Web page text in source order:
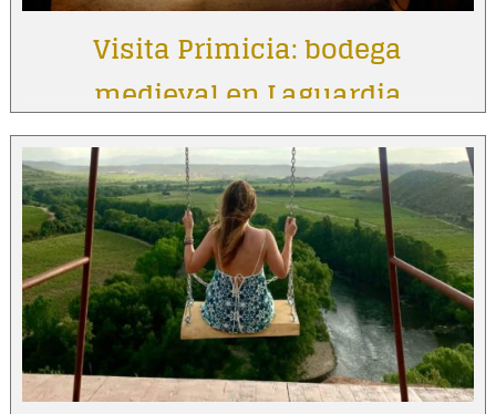
Visita Primicia: bodega
medieval en Laguardia